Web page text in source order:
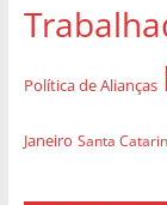
Política de Alianças
Janeiro Santa